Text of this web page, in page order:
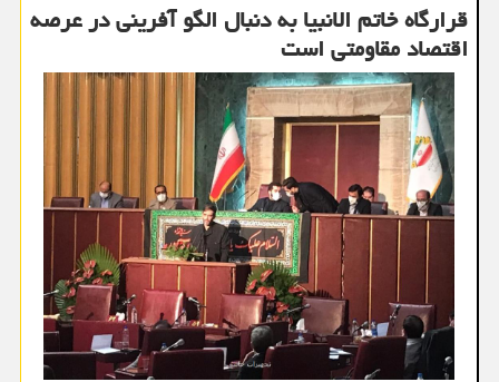
قرارگاه خاتم الانبیا به دنبال الگو آفرینی در عرصه
اقتصاد مقاومتی است